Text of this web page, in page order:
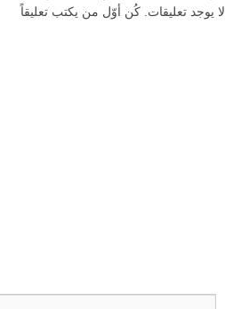
لا يوجد تعليقات. كُن أوّل من يكتب تعليقاً